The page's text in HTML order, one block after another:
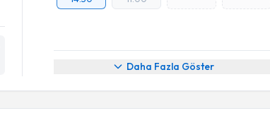
Daha Fazla Göster
Randevu Takvimi Talebi